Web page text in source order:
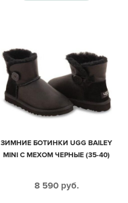
ЗИМНИЕ БОТИНКИ UGG BAILEY
MINI С МЕХОМ ЧЕРНЫЕ (35-40)
8 590 руб.